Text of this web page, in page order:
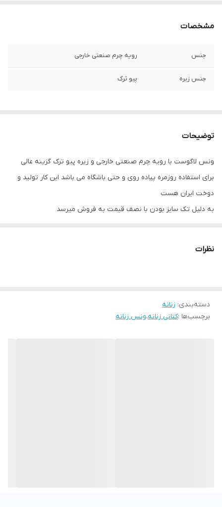
مشخصات
جنس رویه چرم صنعتی خارجی
جنس زیره پیو ترک
توضیحات
ونس لاگوست با رویه چرم صنعتی خارجی و زیره پیو ترک گزینه عالی
برای استفاده روزمره پیاده روی و حتی باشگاه می باشد این کار تولید و
دوخت ایران هست
به دلیل تک سایز بودن با نصف قیمت به فروش میرسد
نظرات
دسته‌بندی: زنانه
برچسب‌ها :کتانی زنانه،ونس زنانه